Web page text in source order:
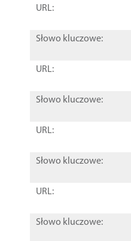
URL:
Słowo kluczowe:
URL:
Słowo kluczowe:
URL:
Słowo kluczowe:
URL:
Słowo kluczowe: